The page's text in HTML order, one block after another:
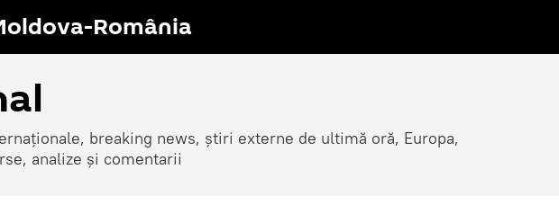
România
breaking news, știri externe de ultimă oră, Europa,
analize și comentarii